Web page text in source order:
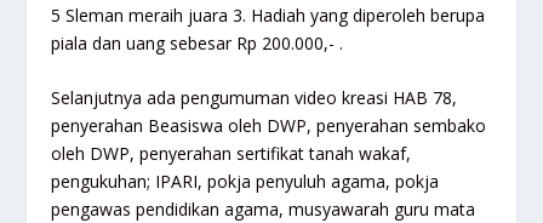
5 Sleman meraih juara 3. Hadiah yang diperoleh berupa
piala dan uang sebesar Rp 200.000,- .
Selanjutnya ada pengumuman video kreasi HAB 78,
penyerahan Beasiswa oleh DWP, penyerahan sembako
oleh DWP, penyerahan sertifikat tanah wakaf,
pengukuhan; IPARI, pokja penyuluh agama, pokja
pengawas pendidikan agama, musyawarah guru mata